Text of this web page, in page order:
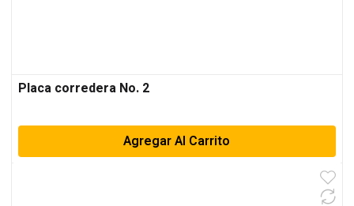
Placa corredera No. 2
Agregar Al Carrito